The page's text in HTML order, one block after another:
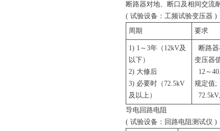
断路器对地、断口及相间交流
( 试验设备：工频试验变压器 )
周期
要求
1) 1～3年（12kV及
以下）
2) 大修后
3) 必要时（72.5kV
及以上）
断路
变压器
12～
规定值;
导电回路电阻
( 试验设备：回路电阻测试仪 )